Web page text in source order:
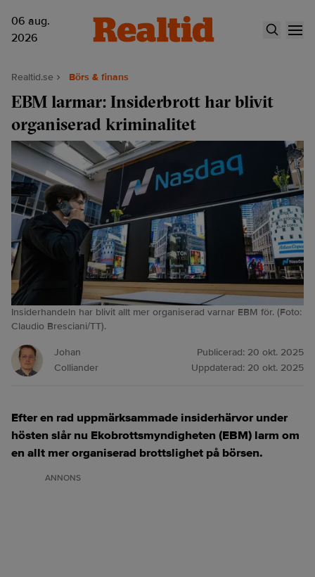
06 aug.
2026
Realtid.se Börs & finans
EBM larmar: Insiderbrott har blivit
organiserad kriminalitet
Insiderhandeln har blivit allt mer organiserad varnar EBM för. (Foto:
Claudio Bresciani/TT).
Johan
Colliander
Publicerad: 20 okt. 2025
Uppdaterad: 20 okt. 2025
Efter en rad uppmärksammade insiderhärvor under
hösten slår nu Ekobrottsmyndigheten (EBM) larm om
en allt mer organiserad brottslighet på börsen.
ANNONS